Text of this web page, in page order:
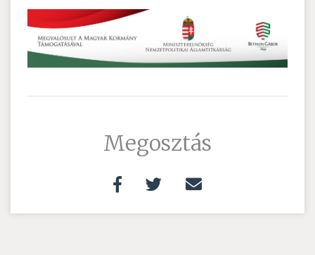
Megosztás